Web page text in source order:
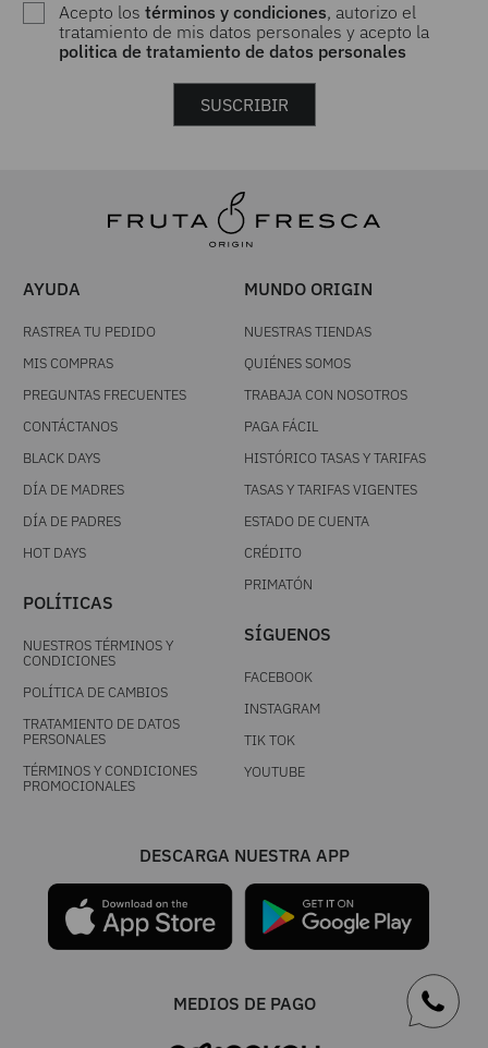
Acepto lostérminos y condiciones, autorizo el
tratamiento de mis datos personales y acepto la
politica de tratamiento de datos personales
SUSCRIBIR
AYUDA
RASTREA TU PEDIDO
MIS COMPRAS
PREGUNTAS FRECUENTES
CONTÁCTANOS
BLACK DAYS
DÍA DE MADRES
DÍA DE PADRES
HOT DAYS
POLÍTICAS
NUESTROS TÉRMINOS Y
CONDICIONES
POLÍTICA DE CAMBIOS
TRATAMIENTO DE DATOS
PERSONALES
TÉRMINOS Y CONDICIONES
PROMOCIONALES
MUNDO ORIGIN
NUESTRAS TIENDAS
QUIÉNES SOMOS
TRABAJA CON NOSOTROS
PAGA FÁCIL
HISTÓRICO TASAS Y TARIFAS
TASAS Y TARIFAS VIGENTES
ESTADO DE CUENTA
CRÉDITO
PRIMATÓN
SÍGUENOS
FACEBOOK
INSTAGRAM
TIK TOK
YOUTUBE
DESCARGA NUESTRA APP
MEDIOS DE PAGO